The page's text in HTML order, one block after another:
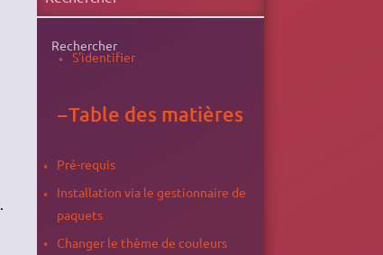
Rechercher
S'identifier
−Table des matières
Pré-requis
Installation via le gestionnaire de
paquets
Changer le thème de couleurs